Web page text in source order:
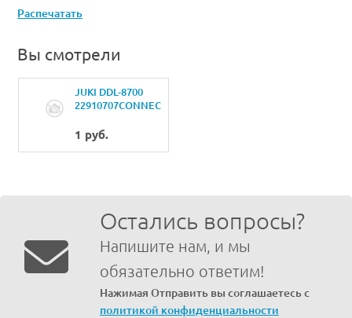
Распечатать
Вы смотрели
JUKI DDL-8700
22910707CONNECTING
1 руб.
Остались вопросы?
Напишите нам, и мы
обязательно ответим!
Нажимая Отправить вы соглашаетесь с
политикой конфиденциальности